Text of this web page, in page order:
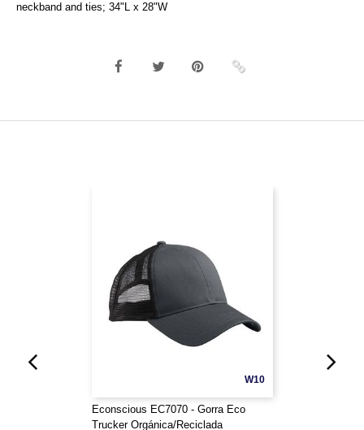
neckband and ties; 34"L x 28"W
W10
Econscious EC7070 - Gorra Eco
Trucker Orgánica/Reciclada